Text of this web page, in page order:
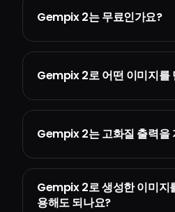
Gempix 2는 무료인가요?
Gempix 2로 어떤 이미지를
Gempix 2는 고화질 출력을
Gempix 2로 생성한 이미지
용해도 되나요?